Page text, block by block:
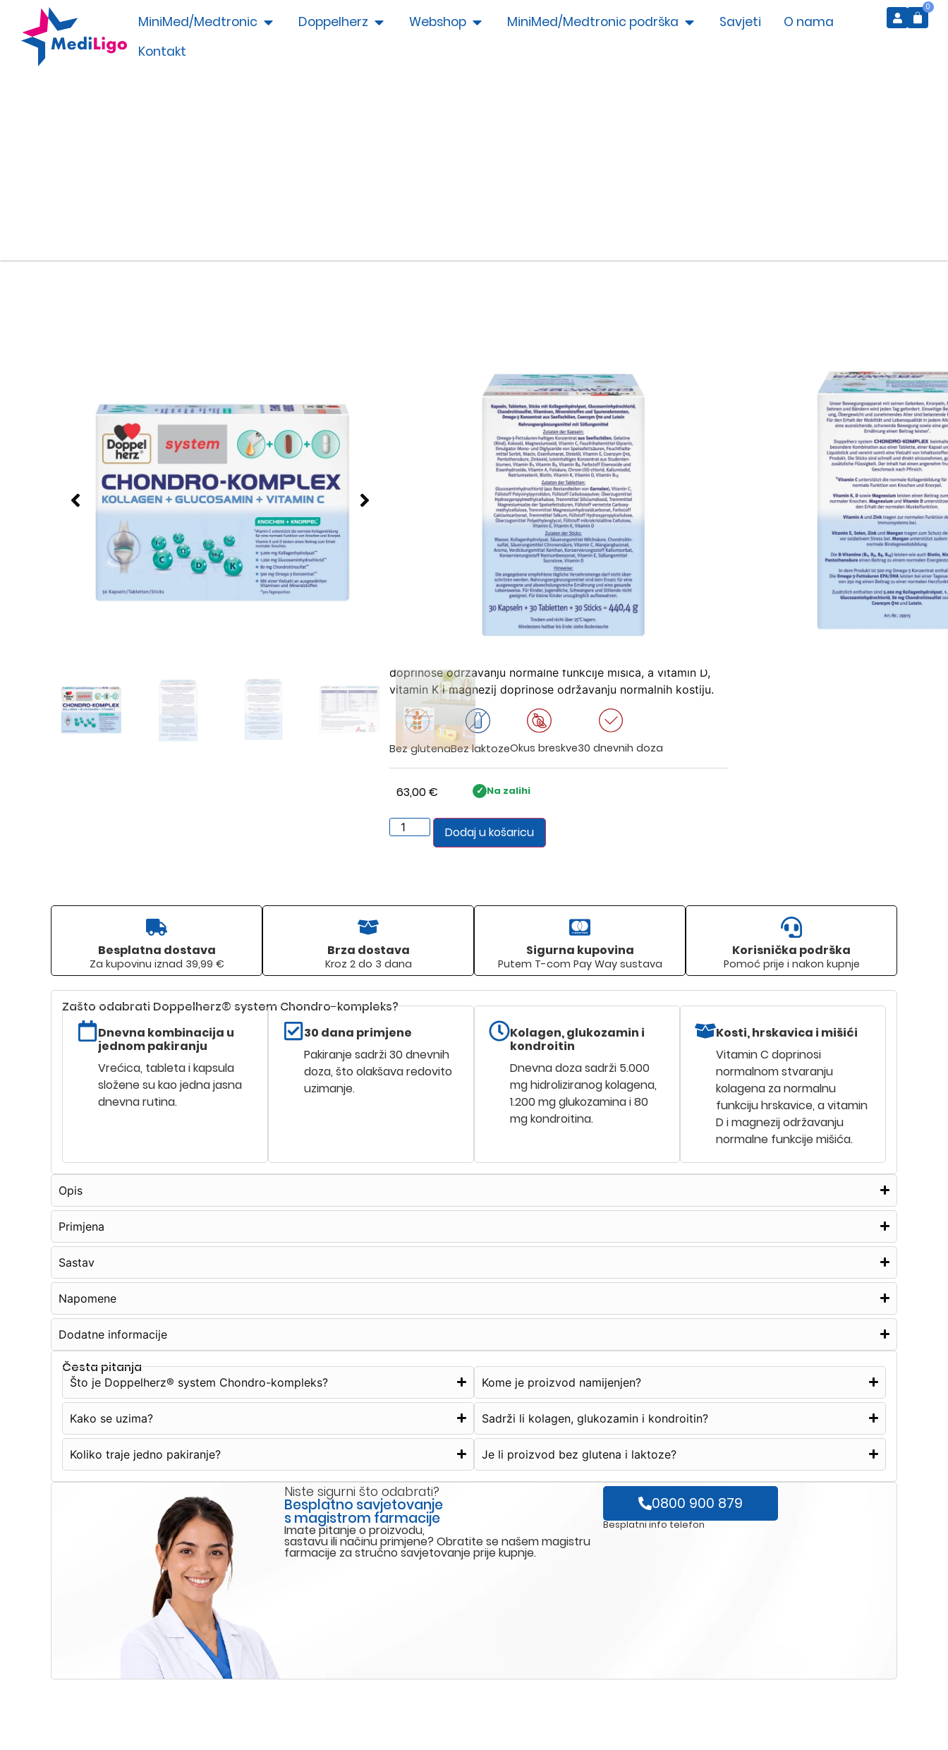
MiniMed/Medtronic Doppelherz Webshop MiniMed/Medtronic podrška Savjeti
O nama
Kontakt
0
Doppelherz® system
Chondro-kompleks
3 u 1 kombinacija za kupce koji žele jasno organiziran dodatak
prehrani s kolagenom, glukozaminom, kondroitinom, omega 3
masnim kiselinama, vitaminima i mineralima.
Doppelherz® system Chondro-kompleks namijenjen je
odraslima koji traže chondro formulu u praktičnom obliku: 1
vrećica + 1 tableta + 1 kapsula dnevno. Pakiranje sadrži 30
dnevnih doza, pa je primjena jednostavna za planiranje.
Vrećica s okusom breskve uzima se izravno, bez dodatne
tekućine, dok se tableta i kapsula uzimaju uz obrok s dovoljno
Vitamin C doprinosi normalnom stvaranju kolagena za
doprinose održavanju normalne funkcije mišića, a vitamin D,
vitamin K i magnezij doprinose održavanju normalnih kostiju.
Bez glutenaBez laktozeOkus breskve30 dnevnih doza
63,00€ Na zalihi
Dodaj u košaricu
Besplatna dostava
Za kupovinu iznad 39,99 €
Brza dostava
Kroz 2 do 3 dana
Sigurna kupovina
Putem T-com Pay Way sustava
Korisnička podrška
Pomoć prije i nakon kupnje
Zašto odabrati Doppelherz® system Chondro-kompleks?
Dnevna kombinacija u
jednom pakiranju
Vrećica, tableta i kapsula
složene su kao jedna jasna
dnevna rutina.
30 dana primjene
Pakiranje sadrži 30 dnevnih
doza, što olakšava redovito
uzimanje.
Kolagen, glukozamin i
kondroitin
Dnevna doza sadrži 5.000
mg hidroliziranog kolagena,
1.200 mg glukozamina i 80
mg kondroitina.
Kosti, hrskavica i mišići
Vitamin C doprinosi
normalnom stvaranju
kolagena za normalnu
funkciju hrskavice, a vitamin
D i magnezij održavanju
normalne funkcije mišića.
Opis
Primjena
Sastav
Napomene
Dodatne informacije
Česta pitanja
Što je Doppelherz® system Chondro-kompleks?
Kako se uzima?
Koliko traje jedno pakiranje?
Kome je proizvod namijenjen?
Sadrži li kolagen, glukozamin i kondroitin?
Je li proizvod bez glutena i laktoze?
Niste sigurni što odabrati?
Besplatno savjetovanje
s magistrom farmacije
Imate pitanje o proizvodu,
sastavu ili načinu primjene? Obratite se našem magistru
farmacije za stručno savjetovanje prije kupnje.
0800 900 879
Besplatni info telefon